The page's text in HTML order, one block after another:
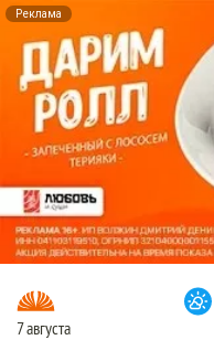
Реклама
7 августа